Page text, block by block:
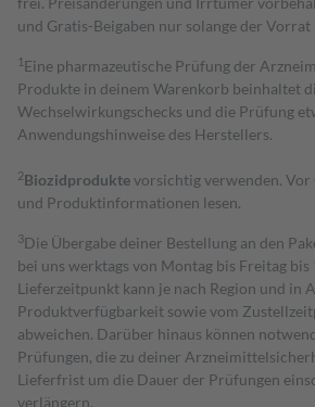
und Gratis-Beigaben nur solange der Vorrat
1 Eine pharmazeutische Prüfung der
Produkte in deinem Warenkorb beinhaltet
Wechselwirkungschecks und die Prüfung
Anwendungshinweise des Herstellers.
2Biozidproduktevorsichtig verwenden.
und Produktinformationen lesen.
3Die Übergabe deiner Bestellung an den
bei uns werktags von Montag bis Freitag bis
Lieferzeitpunkt kann je nach Region und in
Produktverfügbarkeit sowie vom
abweichen. Darüber hinaus können
Prüfungen, die zu deiner
Lieferfrist um die Dauer der Prüfungen
verlängern.